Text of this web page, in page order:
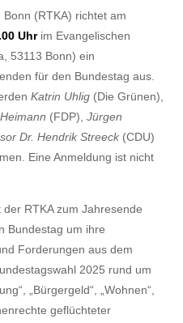
(RTKA) richtet am
Uhrim Evangelischen
53113 Bonn) ein
für den Bundestag aus.
Katrin Uhlig (Die Grünen),
(FDP), Jürgen
Dr. Hendrik Streeck (CDU)
Eine Anmeldung ist nicht
RTKA zum Jahresende
Bundestag um ihre
Forderungen aus dem
2025 rund um
„Bürgergeld“, „Wohnen“,
geflüchteter